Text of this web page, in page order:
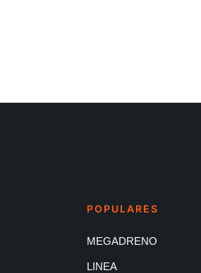
POPULARES
MEGADRENO
LINEA